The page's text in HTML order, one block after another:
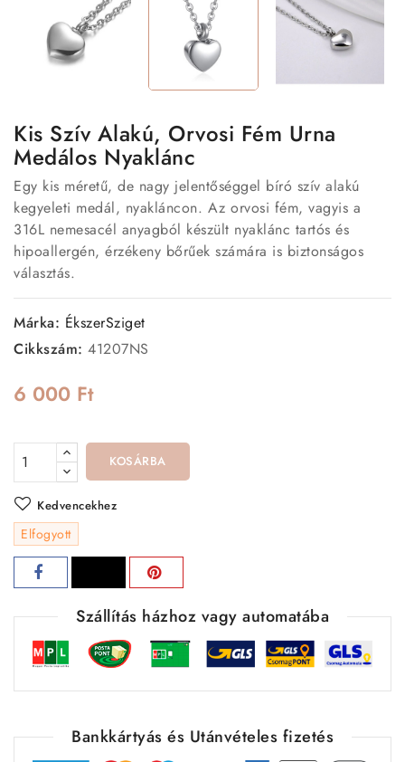
Kis Szív Alakú, Orvosi Fém Urna
Medálos Nyaklánc
Egy kis méretű, de nagy jelentőséggel bíró szív alakú
kegyeleti medál, nyakláncon. Az orvosi fém, vagyis a
316L nemesacél anyagból készült nyaklánc tartós és
hipoallergén, érzékeny bőrűek számára is biztonságos
választás.
Márka: ÉkszerSziget
Cikkszám: 41207NS
6 000 Ft
KOSÁRBA
Kedvencekhez
Elfogyott
Szállítás házhoz vagy automatába
Bankkártyás és Utánvételes fizetés